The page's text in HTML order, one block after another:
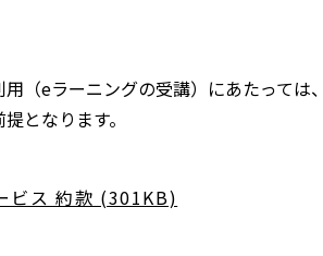
（eラーニングの受講）にあたって
となります。
ス 約款 (301KB)
別